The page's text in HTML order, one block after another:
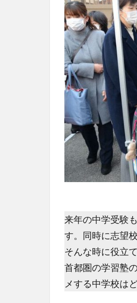
来年の中学受験
す。同時に志望
そんな時に役立
首都圏の学習塾
メする中学校は